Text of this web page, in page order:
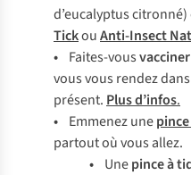
d’eucalyptus citronné)
TickouAnti-Insect
• Faites-vousvacciner
vous vous rendez
présent. Plus d’infos.
• Emmenez une
partout où vous allez.
• Unepince à